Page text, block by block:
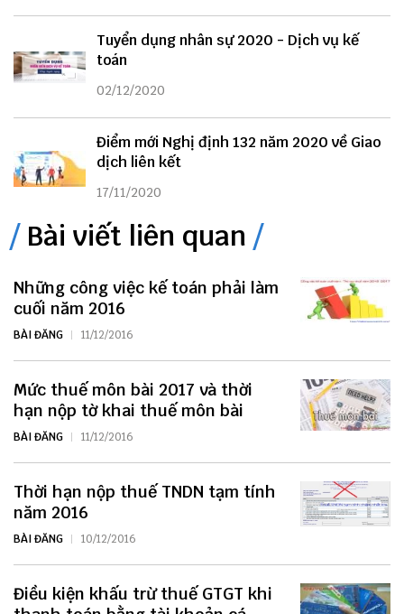
Tuyển dụng nhân sự 2020 - Dịch vụ kế
toán
02/12/2020
Điểm mới Nghị định 132 năm 2020 về Giao
dịch liên kết
17/11/2020
Bài viết liên quan
Những công việc kế toán phải làm
cuối năm 2016
BÀI ĐĂNG 11/12/2016
Mức thuế môn bài 2017 và thời
hạn nộp tờ khai thuế môn bài
BÀI ĐĂNG 11/12/2016
Thời hạn nộp thuế TNDN tạm tính
năm 2016
BÀI ĐĂNG 10/12/2016
Điều kiện khấu trừ thuế GTGT khi